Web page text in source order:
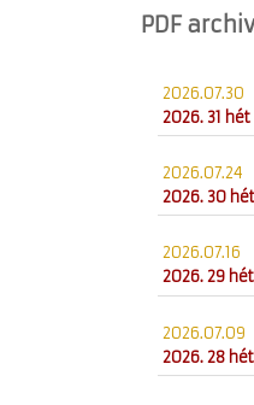
PDF
2026.07.30
2026. 31
2026.07.24
2026. 30
2026.07.16
2026. 29
2026.07.09
2026. 28